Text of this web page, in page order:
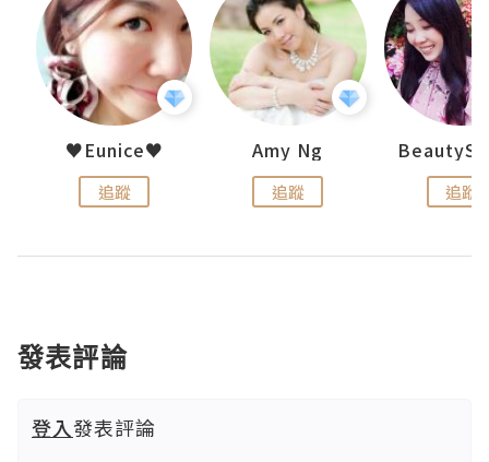
♥Eunice♥
追蹤
Amy Ng
追蹤 追蹤
發表評論
登入發表評論